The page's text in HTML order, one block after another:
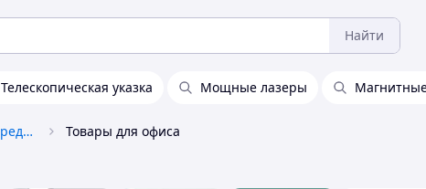
Найти
Телескопическая указка Мощные лазеры
Оборудование и товары для предоставления услуг Товары для офиса